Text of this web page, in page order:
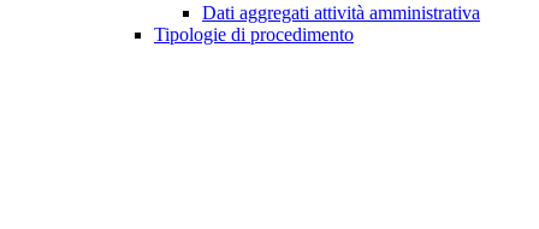
Dati aggregati attività amministrativa
Tipologie di procedimento